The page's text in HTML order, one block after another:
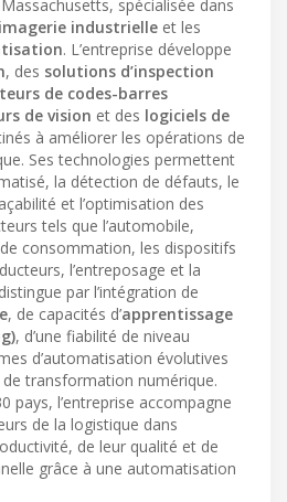
spécialisée dans
imagerie industrielle et les
. L’entreprise développe
, des solutions d’inspection
de codes-barres
de vision et des logiciels de
à améliorer les opérations de
Ses technologies permettent
la détection de défauts, le
et l’optimisation des
tels que l’automobile,
consommation, les dispositifs
l’entreposage et la
par l’intégration de
, de capacités d’apprentissage
, d’une fiabilité de niveau
d’automatisation évolutives
transformation numérique.
pays, l’entreprise accompagne
de la logistique dans
de leur qualité et de
grâce à une automatisation